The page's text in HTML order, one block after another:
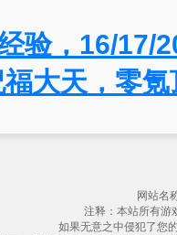
验，16/17/
大天，零氪
网站名
注释：本站所有游
如果无意之中侵犯了您